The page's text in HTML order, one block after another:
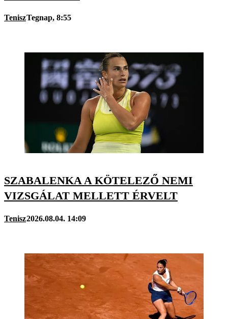
TeniszTegnap, 8:55
SZABALENKA A KÖTELEZŐ NEMI
VIZSGÁLAT MELLETT ÉRVELT
Tenisz2026.08.04. 14:09